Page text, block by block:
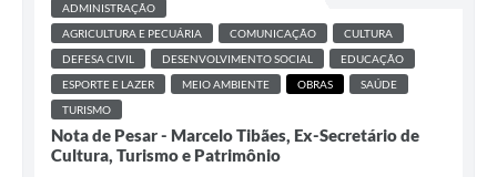
Lei Aldir Blanc
Carta de Serviços
Emissão de Contracheque
Chamamento Público
ADMINISTRAÇÃO
AGRICULTURA E PECUÁRIA
COMUNICAÇÃO
CULTURA
DEFESA CIVIL
DESENVOLVIMENTO SOCIAL
EDUCAÇÃO
ESPORTE E LAZER
MEIO AMBIENTE OBRAS
SAÚDE
TURISMO
Nota de Pesar - Marcelo Tibães, Ex-Secretário de
Cultura, Turismo e Patrimônio